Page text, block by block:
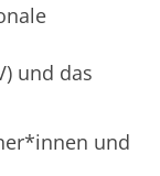
und das
und